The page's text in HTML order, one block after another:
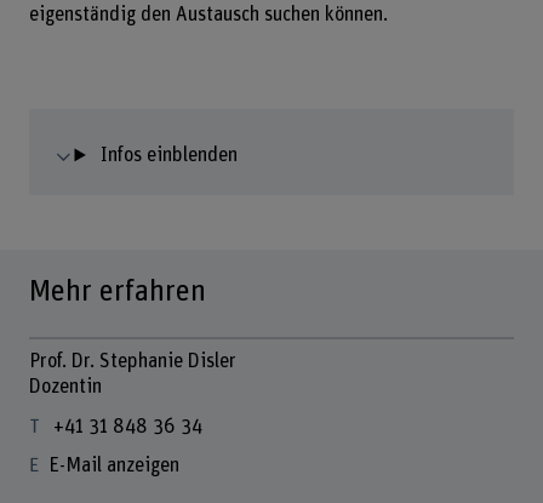
eigenständig den Austausch suchen können.
Infos einblenden
Mehr erfahren
Prof. Dr. Stephanie Disler
Dozentin
+41 31 848 36 34
E-Mail anzeigen